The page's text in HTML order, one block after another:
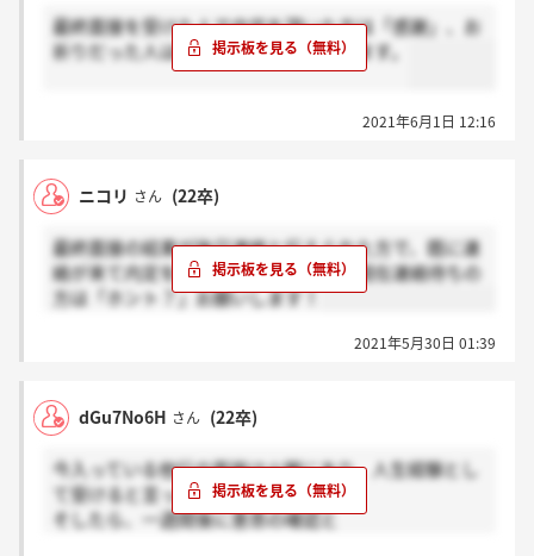
最終面接を受けた人で内定を頂いた方は「感謝」、お
祈りだった人は「ホント？」お願いします。
2021年6月1日 12:16
ニコリ さん (22卒)
最終面接の結果が後日連絡と伝えられた方で、既に連
絡が来て内定を頂いた方は「感謝」、現在連絡待ちの
方は「ホント？」お願いします！
2021年5月30日 01:39
dGu7No6H さん (22卒)
今入っている他行の面接は火曜にあり、人生経験とし
て受けると言った。
そしたら、一週間後に意思の確認と